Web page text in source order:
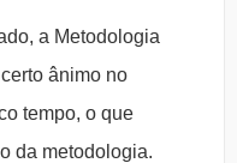
a Metodologia
ânimo no
tempo, o que
da metodologia.